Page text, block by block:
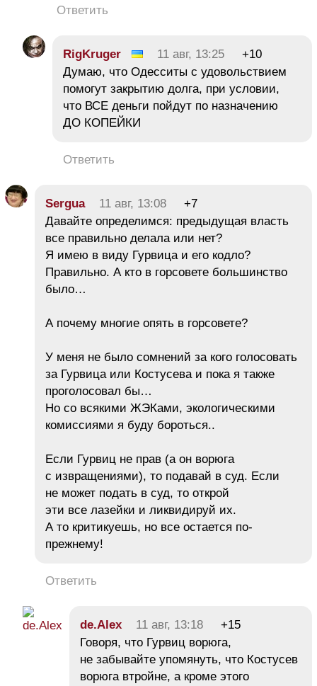
Ответить
RigKruger 11 авг, 13:25
+10
Думаю, что Одесситы с удовольствием
помогут закрытию долга, при условии,
что ВСЕ деньги пойдут по назначению
ДО КОПЕЙКИ
Ответить
Sergua 11 авг, 13:08
+7
Давайте определимся: предыдущая власть
все правильно делала или нет?
Я имею в виду Гурвица и его кодло?
Правильно. А кто в горсовете большинство
было…
А почему многие опять в горсовете?
У меня не было сомнений за кого голосовать
за Гурвица или Костусева и пока я также
проголосовал бы…
Но со всякими ЖЭКами, экологическими
комиссиями я буду бороться..
Если Гурвиц не прав (а он ворюга
с извращениями), то подавай в суд. Если
не может подать в суд, то открой
эти все лазейки и ликвидируй их.
А то критикуешь, но все остается по-
прежнему!
Ответить
de.Alex 11 авг, 13:18
+15
Говоря, что Гурвиц ворюга,
не забывайте упомянуть, что Костусев
ворюга втройне, а кроме этого